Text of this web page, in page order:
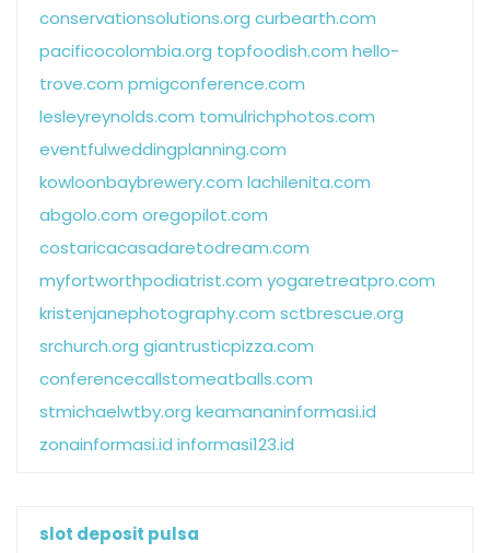
conservationsolutions.org curbearth.com
pacificocolombia.org topfoodish.com hello-
trove.com pmigconference.com
lesleyreynolds.com tomulrichphotos.com
eventfulweddingplanning.com
kowloonbaybrewery.com lachilenita.com
abgolo.com oregopilot.com
costaricacasadaretodream.com
myfortworthpodiatrist.com yogaretreatpro.com
kristenjanephotography.com sctbrescue.org
srchurch.org giantrusticpizza.com
conferencecallstomeatballs.com
stmichaelwtby.org keamananinformasi.id
zonainformasi.id informasi123.id
slot deposit pulsa